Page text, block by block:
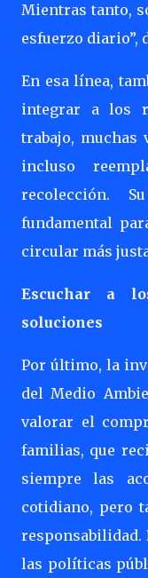
Mientras tanto,
esfuerzo diario”,
En esa línea,
integrar a los
trabajo, muchas
incluso
recolección.
fundamental
circular más
Escuchar a
soluciones
Por último, la
del Medio
valorar el
familias, que
siempre las
cotidiano, pero
responsabilidad.
las políticas